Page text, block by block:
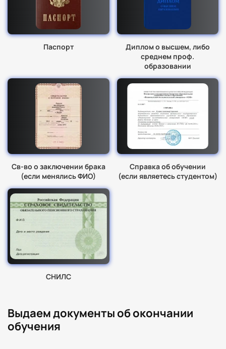
Паспорт
Диплом о высшем, либо
среднем проф.
образовании
Св-во о заключении брака
(если менялись ФИО)
Справка об обучении
(если являетесь студентом)
СНИЛС
Выдаем документы об окончании
обучения